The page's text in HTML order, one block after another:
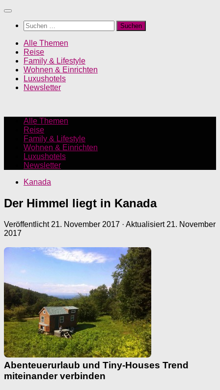
Unter
Inhalt
Suchen
nach:
Alle Themen
Reise
Family & Lifestyle
Wohnen & Einrichten
Luxushotels
Newsletter
Alle Themen
Reise
Family & Lifestyle
Wohnen & Einrichten
Luxushotels
Newsletter
Kanada
Der Himmel liegt in Kanada
Veröffentlicht 21. November 2017 · Aktualisiert 21. November
2017
Abenteuerurlaub und Tiny-Houses Trend
miteinander verbinden